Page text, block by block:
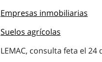
Empresas inmobiliarias
Suelos agrícolas
LEMAC, consulta feta el